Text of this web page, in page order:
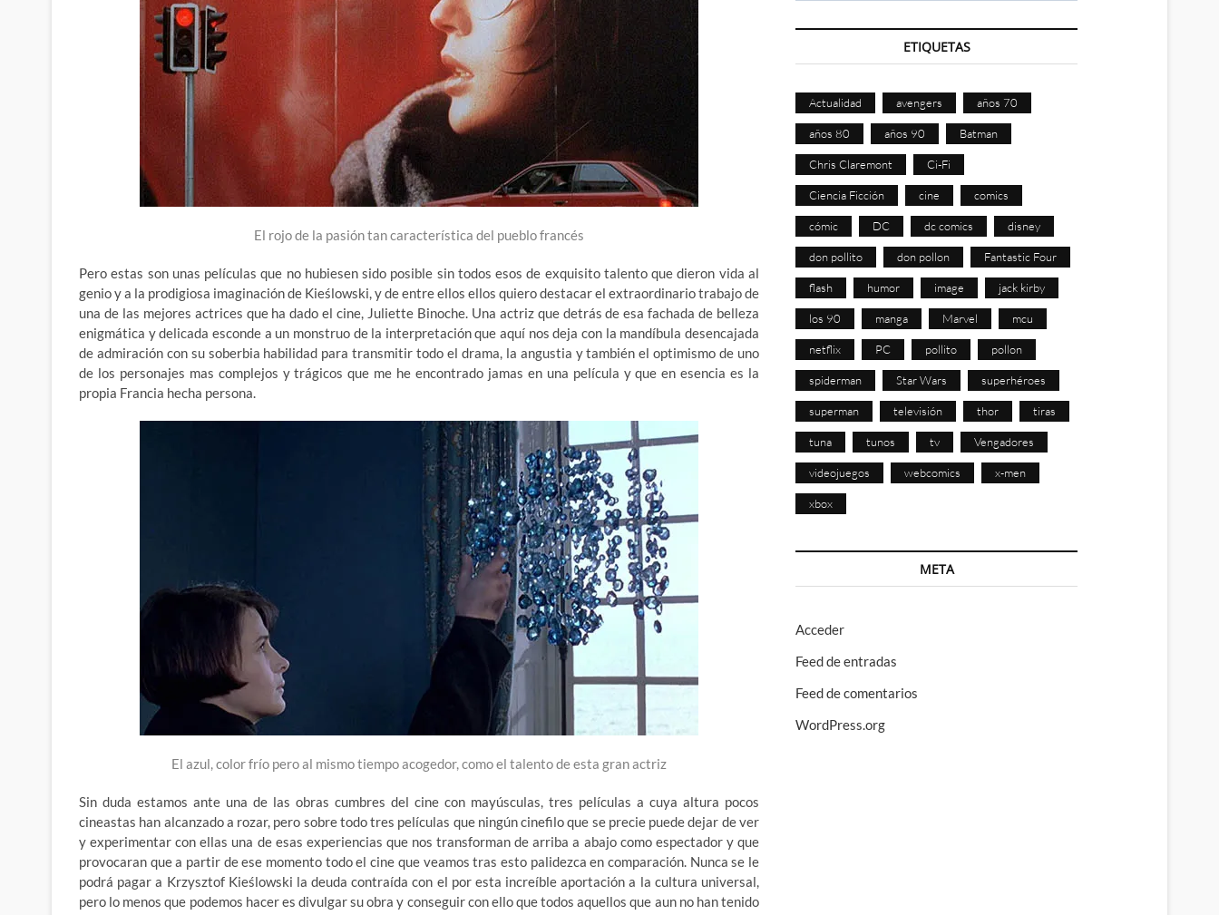
El rojo de la pasión tan característica del pueblo francés
Pero estas son unas películas que no hubiesen sido posible sin todos esos de exquisito talento que dieron vida al
genio y a la prodigiosa imaginación de Kieślowski, y de entre ellos ellos quiero destacar el extraordinario trabajo de
una de las mejores actrices que ha dado el cine, Juliette Binoche. Una actriz que detrás de esa fachada de belleza
enigmática y delicada esconde a un monstruo de la interpretación que aquí nos deja con la mandíbula desencajada
de admiración con su soberbia habilidad para transmitir todo el drama, la angustia y también el optimismo de uno
de los personajes mas complejos y trágicos que me he encontrado jamas en una película y que en esencia es la
propia Francia hecha persona.
El azul, color frío pero al mismo tiempo acogedor, como el talento de esta gran actriz
Sin duda estamos ante una de las obras cumbres del cine con mayúsculas, tres películas a cuya altura pocos
cineastas han alcanzado a rozar, pero sobre todo tres películas que ningún cinefilo que se precie puede dejar de ver
y experimentar con ellas una de esas experiencias que nos transforman de arriba a abajo como espectador y que
provocaran que a partir de ese momento todo el cine que veamos tras esto palidezca en comparación. Nunca se le
podrá pagar a Krzysztof Kieślowski la deuda contraída con el por esta increíble aportación a la cultura universal,
pero lo menos que podemos hacer es divulgar su obra y conseguir con ello que todos aquellos que aun no han tenido
ETIQUETAS
Actualidad avengers años 70
años 80 años 90 Batman
Chris Claremont Ci-Fi
Ciencia Ficción cine comics
cómic DC dc comics disney
don pollito don pollon Fantastic Four
flash humor image jack kirby
los 90 manga Marvel mcu
netflix PC pollito pollon
spiderman Star Wars superhéroes
superman televisión thor tiras
tuna tunos tv Vengadores
videojuegos webcomics x-men
xbox
META
Acceder
Feed de entradas
Feed de comentarios
WordPress.org